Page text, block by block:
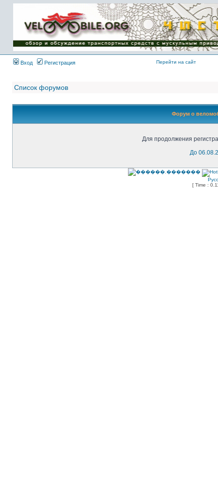
Имя пользователя:
Пароль:
{ LOG_ME_IN_SHORT
}
Вход
Регистрация Перейти на сайт
Список форумов
Форум о
Для продолжения
До
[ Time :